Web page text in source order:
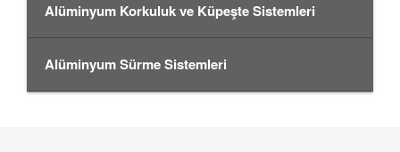
Alüminyum Korkuluk ve Küpeşte Sistemleri
Alüminyum Sürme Sistemleri